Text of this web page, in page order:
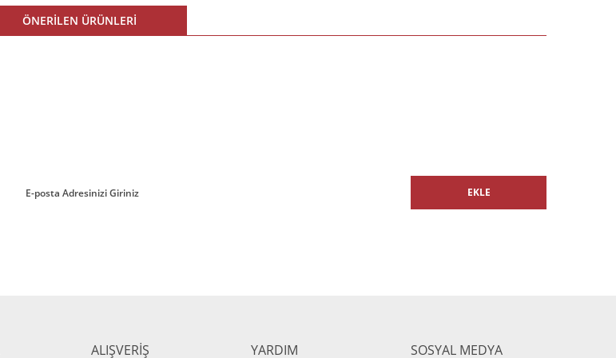
ÖNERİLEN ÜRÜNLERİ
EKLE
ALIŞVERİŞ YARDIM SOSYAL MEDYA